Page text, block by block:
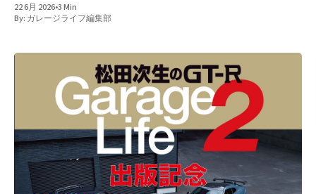
ーマで熱いトークが繰り広げられました。 松田さんのGT-Rへの
熱い思いから始まり、今回発売されたGT-R GarageLifeの撮影・取
んが足を運び、GT-Rオーナーのこだわりのガレージを訪問した際
のエピソードなど多くの貴重なお話が聞くことが出来ました。
また今年から監督としても活動されている、今後のレース活動や
監督としての意気込みも語られていました。 また6月18日が松田
さんのお誕生日という事もあり、サプライズとして今回のGT-R
GarageLifeの表紙が印刷されたケーキの贈呈も！ トークショー終
了後、当日会場で対象書籍を購入した方を対象にサイン会が実施
されました。 会場
22 6月 2026•3 Min
By: ガレージライフ編集部